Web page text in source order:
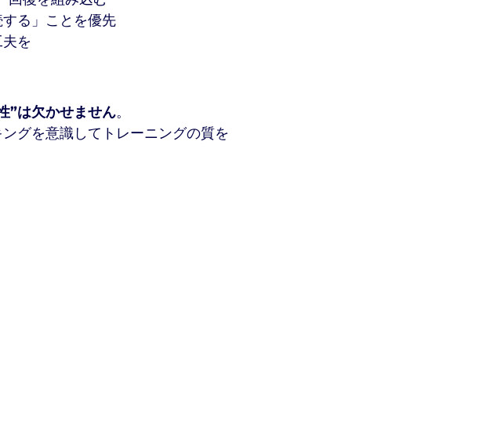
る」ことを優先
を
”は欠かせません。
グを意識してトレーニングの質を